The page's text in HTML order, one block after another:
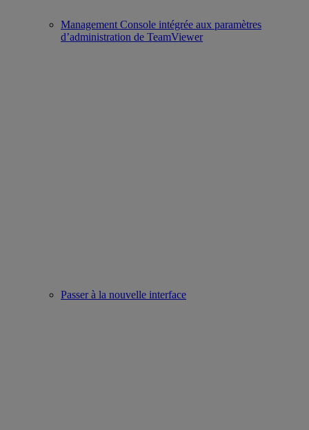
Management Console intégrée aux paramètres
d’administration de TeamViewer
Passer à la nouvelle interface